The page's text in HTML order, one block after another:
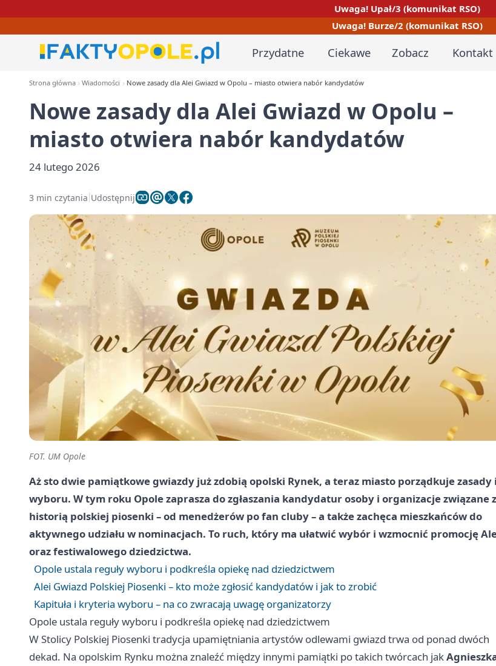
Uwaga! Upał/3 (komunikat RSO)
Uwaga! Burze/2 (komunikat RSO)
Przydatne Ciekawe Zobacz Kontakt
Strona główna Wiadomości Nowe zasady dla Alei Gwiazd w Opolu – miasto otwiera nabór kandydatów
Nowe zasady dla Alei Gwiazd w Opolu –
miasto otwiera nabór kandydatów
24 lutego 2026
3 min czytania Udostępnij
FOT. UM Opole
Aż sto dwie pamiątkowe gwiazdy już zdobią opolski Rynek, a teraz miasto porządkuje zasady
wyboru. W tym roku Opole zaprasza do zgłaszania kandydatur osoby i organizacje związane z
historią polskiej piosenki – od menedżerów po fan cluby – a także zachęca mieszkańców do
aktywnego udziału w nominacjach. To ruch, który ma ułatwić wybór i wzmocnić promocję
oraz festiwalowego dziedzictwa.
Opole ustala reguły wyboru i podkreśla opiekę nad dziedzictwem
Alei Gwiazd Polskiej Piosenki – kto może zgłosić kandydatów i jak to zrobić
Kapituła i kryteria wyboru – na co zwracają uwagę organizatorzy
Opole ustala reguły wyboru i podkreśla opiekę nad dziedzictwem
W Stolicy Polskiej Piosenki tradycja upamiętniania artystów odlewami gwiazd trwa od ponad dwóch
dekad. Na opolskim Rynku można znaleźć między innymi pamiątki po takich twórcach jak